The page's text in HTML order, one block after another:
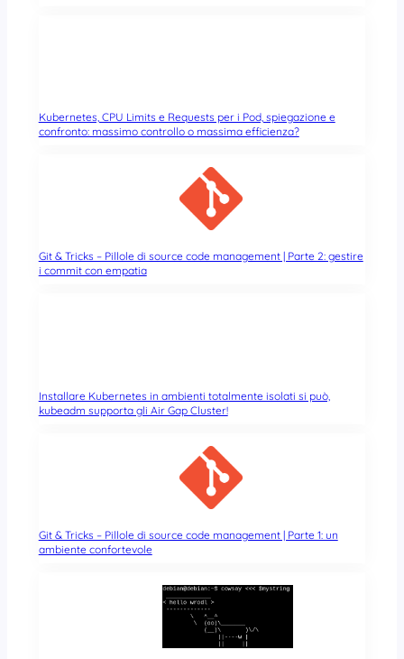
Kubernetes, CPU Limits e Requests per i Pod, spiegazione e
confronto: massimo controllo o massima efficienza?
Git & Tricks – Pillole di source code management | Parte 2: gestire
i commit con empatia
Installare Kubernetes in ambienti totalmente isolati si può,
kubeadm supporta gli Air Gap Cluster!
Git & Tricks – Pillole di source code management | Parte 1: un
ambiente confortevole